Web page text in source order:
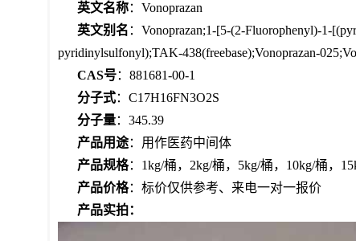
英文名称：Vonoprazan
英文别名 ：Vonoprazan;1-[5-(2-Fluorophenyl)-1-
pyridinylsulfonyl);TAK-438(freebase);Vonoprazan-
CAS号：881681-00-1
分子式：C17H16FN3O2S
分子量：345.39
产品用途：用作医药中间体
产品规格：1kg/桶，2kg/桶，5kg/桶，10kg/桶，
产品价格：标价仅供参考、来电一对一报价
产品实拍：